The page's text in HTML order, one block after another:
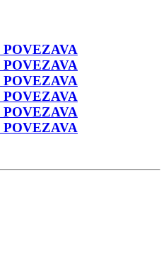
POVEZAVA
POVEZAVA
POVEZAVA
POVEZAVA
POVEZAVA
POVEZAVA